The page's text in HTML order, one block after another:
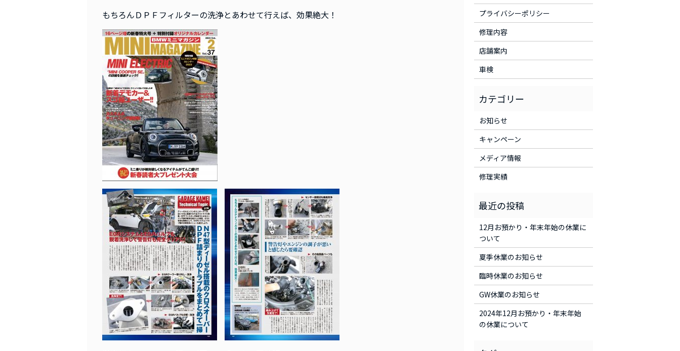
もちろんＤＰＦフィルターの洗浄とあわせて行えば、効果絶大！
プライバシーポリシー
修理内容
店舗案内
車検
お知らせ
キャンペーン
メディア情報
修理実績
12月お預かり・年末年始の休業に
ついて
夏季休業のお知らせ
臨時休業のお知らせ
GW休業のお知らせ
2024年12月お預かり・年末年始
の休業について